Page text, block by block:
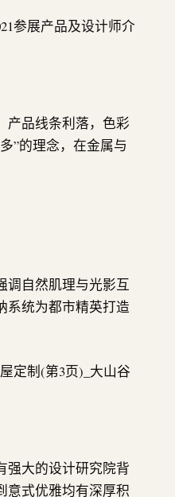
产品线条利落，色彩
”的理念，在金属与
调自然肌理与光影互
系统为都市精英打造
强大的设计研究院背
意式优雅均有深厚积